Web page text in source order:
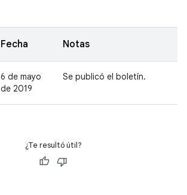
Fecha Notas
6 de mayo
de 2019
Se publicó el boletín.
¿Te resultó útil?